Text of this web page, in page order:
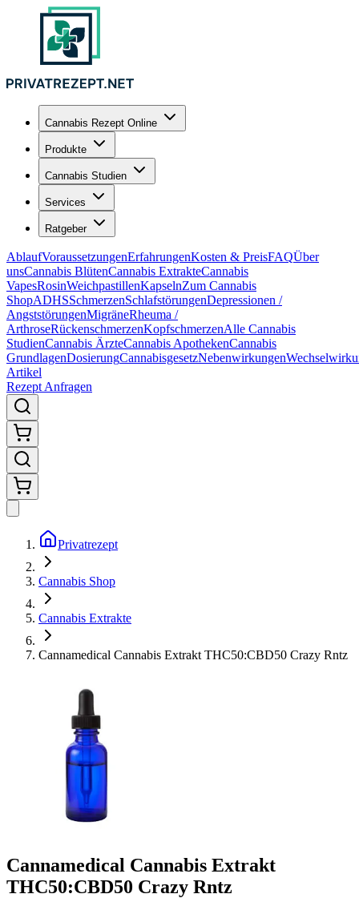
Cannabis Rezept Online
Produkte
Cannabis Studien
Services
Ratgeber
AblaufVoraussetzungenErfahrungenKosten & PreisFAQÜber
unsCannabis BlütenCannabis ExtrakteCannabis
VapesRosinWeichpastillenKapselnZum Cannabis
ShopADHSSchmerzenSchlafstörungenDepressionen /
AngststörungenMigräneRheuma /
ArthroseRückenschmerzenKopfschmerzenAlle Cannabis
StudienCannabis ÄrzteCannabis ApothekenCannabis
GrundlagenDosierungCannabisgesetzNebenwirkungen
Artikel
Rezept Anfragen
Privatrezept
Cannabis Shop
Cannabis Extrakte
Cannamedical Cannabis Extrakt THC50:CBD50 Crazy Rntz
Cannamedical Cannabis Extrakt
THC50:CBD50 Crazy Rntz